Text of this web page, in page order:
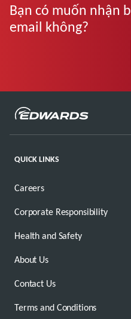
Bạn có muốn nhận
email không?
QUICK LINKS
Careers
Corporate Responsibility
Health and Safety
About Us
Contact Us
Terms and Conditions